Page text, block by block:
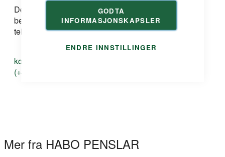
GODTA
INFORMASJONSKAPSLER
ENDRE INNSTILLINGER
Dersom du har spørsmål om produkt, løsning eller
bestilling kan du ta kontakt med oss på e-post eller
telefon:
kontakt@duri.no
(+47) 24 13 13 50
Mer fra HABO PENSLAR